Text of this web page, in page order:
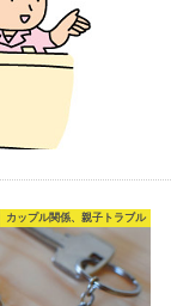
カップル関係、親子トラブル